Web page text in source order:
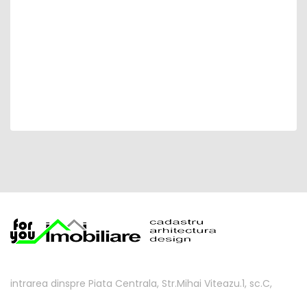
intrarea dinspre Piata Centrala, Str.Mihai Viteazu.1, sc.C,